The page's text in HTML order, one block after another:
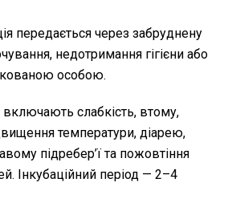
передається через забруднену
недотримання гігієни або
особою.
слабкість, втому,
температури, діарею,
підребер’ї та пожовтіння
Інкубаційний період — 2–4